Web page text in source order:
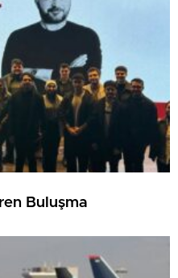
Buluşma